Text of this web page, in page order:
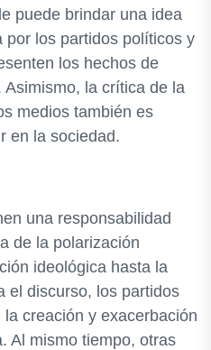
puede brindar una idea
por los partidos políticos y
los hechos de
la crítica de la
medios también es
en la sociedad.
una responsabilidad
de la polarización
ideológica hasta la
el discurso, los partidos
creación y exacerbación
Al mismo tiempo, otras